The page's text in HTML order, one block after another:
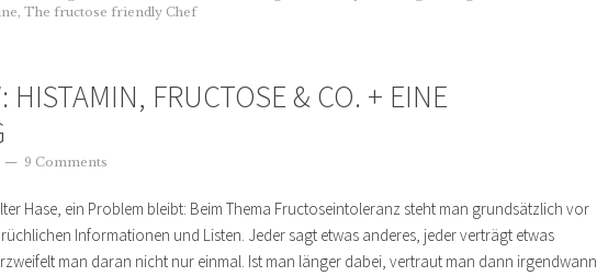
, The fructose friendly Chef
HISTAMIN, FRUCTOSE & CO. + EINE
9 Comments
Hase, ein Problem bleibt: Beim Thema Fructoseintoleranz steht man grundsätzlich vor
Informationen und Listen. Jeder sagt etwas anderes, jeder verträgt etwas
man daran nicht nur einmal. Ist man länger dabei, vertraut man dann irgendwann